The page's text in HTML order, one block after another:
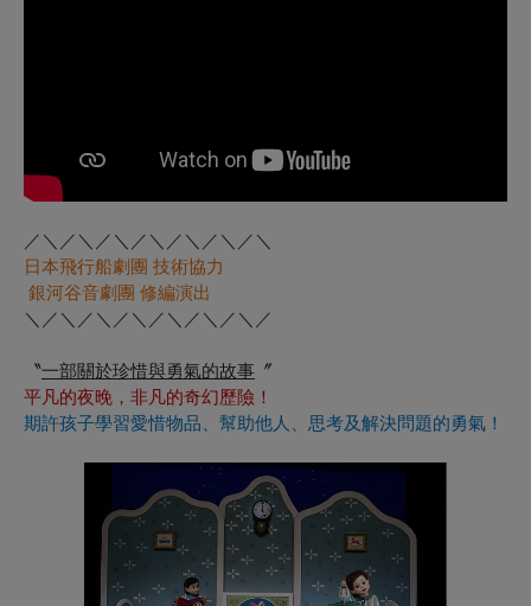
／ ＼ ／ ＼ ／ ＼ ／ ＼ ／ ＼ ／ ＼ ／ ＼
日本飛行船劇團 技術協力
銀河谷音劇團 修編演出
＼／＼／＼／＼／＼／＼／＼／
〝一部關於珍惜與勇氣的故事 〞
平凡的夜晚，非凡的奇幻歷險！
期許孩子學習愛惜物品、幫助他人、思考及解決問題的勇氣！